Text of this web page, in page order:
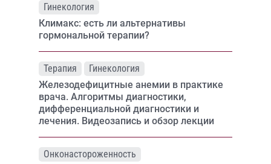
Гинекология
Климакс: есть ли альтернативы
гормональной терапии?
Терапия
Гинекология
Железодефицитные анемии в практике
врача. Алгоритмы диагностики,
дифференциальной диагностики и
лечения. Видеозапись и обзор лекции
Онконастороженность